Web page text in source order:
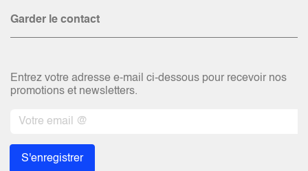
Garder le contact
Entrez votre adresse e-mail ci-dessous pour recevoir nos
promotions et newsletters.
S'enregistrer